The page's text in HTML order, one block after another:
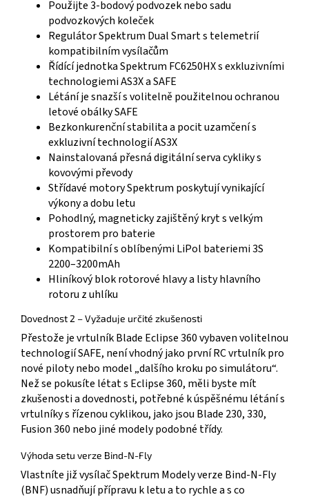
Použijte 3-bodový podvozek nebo sadu
podvozkových koleček
Regulátor Spektrum Dual Smart s telemetrií
kompatibilním vysílačům
Řídící jednotka Spektrum FC6250HX s exkluzivními
technologiemi AS3X a SAFE
Létání je snazší s volitelně použitelnou ochranou
letové obálky SAFE
Bezkonkurenční stabilita a pocit uzamčení s
exkluzivní technologií AS3X
Nainstalovaná přesná digitální serva cykliky s
kovovými převody
Střídavé motory Spektrum poskytují vynikající
výkony a dobu letu
Pohodlný, magneticky zajištěný kryt s velkým
prostorem pro baterie
Kompatibilní s oblíbenými LiPol bateriemi 3S
2200–3200mAh
Hliníkový blok rotorové hlavy a listy hlavního
rotoru z uhlíku
Dovednost 2 – Vyžaduje určité zkušenosti
Přestože je vrtulník Blade Eclipse 360 vybaven volitelnou
technologií SAFE, není vhodný jako první RC vrtulník pro
nové piloty nebo model „dalšího kroku po simulátoru“.
Než se pokusíte létat s Eclipse 360, měli byste mít
zkušenosti a dovednosti, potřebné k úspěšnému létání s
vrtulníky s řízenou cyklikou, jako jsou Blade 230, 330,
Fusion 360 nebo jiné modely podobné třídy.
Výhoda setu verze Bind-N-Fly
Vlastníte již vysílač Spektrum Modely verze Bind-N-Fly
(BNF) usnadňují přípravu k letu a to rychle a s co